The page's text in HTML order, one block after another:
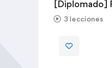
[Diplomado]
3 lecciones